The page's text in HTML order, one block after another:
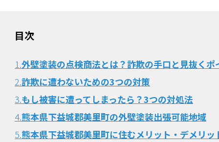
目次
1.外壁塗装の点検商法とは？詐欺の手口と見抜くポ
2.詐欺に遭わないための3つの対策
3.もし被害に遭ってしまったら？3つの対処法
4.熊本県下益城郡美里町の外壁塗装出張可能地域
5.熊本県下益城郡美里町に住むメリット・デメリッ